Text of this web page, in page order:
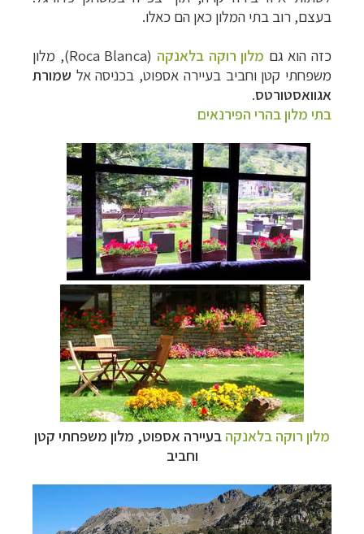
בעצם, רוב בתי המלון כאן הם כאלו.
כזה הוא גם מלון רוקה בלאנקה (
Roca Blanca), מלון
משפחתי קטן וחביב בעיירה אספוט, בכניסה אל שמורת
אגוואסטורטס.
בתי מלון בהרי הפירנאים
מלון רוקה בלאנקה בעיירה אספוט, מלון משפחתי קטן
וחביב